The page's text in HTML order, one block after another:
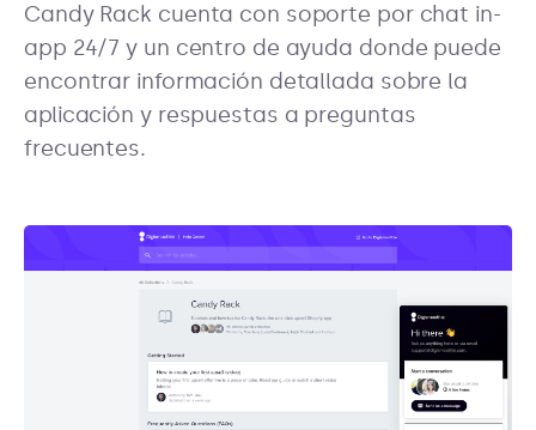
Candy Rack cuenta con soporte por chat in-
app 24/7 y un centro de ayuda donde puede
encontrar información detallada sobre la
aplicación y respuestas a preguntas
frecuentes.